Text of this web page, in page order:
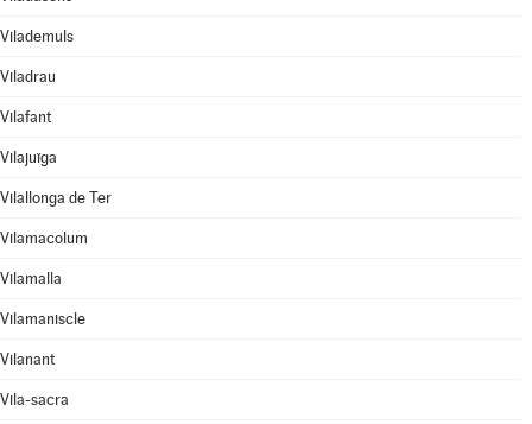
Vilademuls
Viladrau
Vilafant
Vilajuïga
Vilallonga de Ter
Vilamacolum
Vilamalla
Vilamaniscle
Vilanant
Vila-sacra